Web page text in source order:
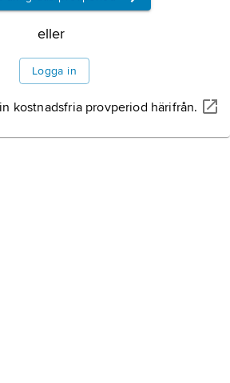
eller
Logga in
kostnadsfria provperiod härifrån.